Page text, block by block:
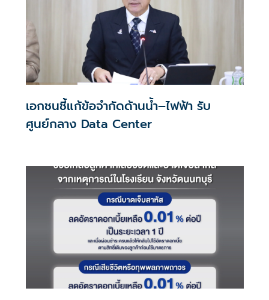
เอกชนชี้แก้ข้อจำกัดด้านน้ำ–ไฟฟ้า รับ
ศูนย์กลาง Data Center